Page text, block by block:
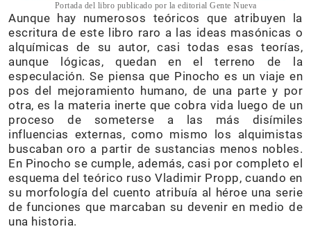
Portada del libro publicado por la editorial Gente Nueva
Aunque hay numerosos teóricos que atribuyen la
escritura de este libro raro a las ideas masónicas o
alquímicas de su autor, casi todas esas teorías,
aunque lógicas, quedan en el terreno de la
especulación. Se piensa que Pinocho es un viaje en
pos del mejoramiento humano, de una parte y por
otra, es la materia inerte que cobra vida luego de un
proceso de someterse a las más disímiles
influencias externas, como mismo los alquimistas
buscaban oro a partir de sustancias menos nobles.
En Pinocho se cumple, además, casi por completo el
esquema del teórico ruso Vladimir Propp, cuando en
su morfología del cuento atribuía al héroe una serie
de funciones que marcaban su devenir en medio de
una historia.